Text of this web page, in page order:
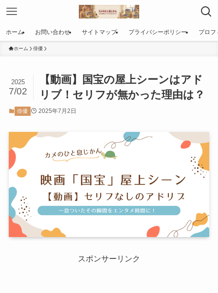
ホーム お問い合わせ サイトマップ プライバシーポリシー プロフ
ホーム 俳優
【動画】国宝の屋上シーンはアド
リブ！セリフが無かった理由は？
2025
7/02
俳優 2025年7月2日
スポンサーリンク